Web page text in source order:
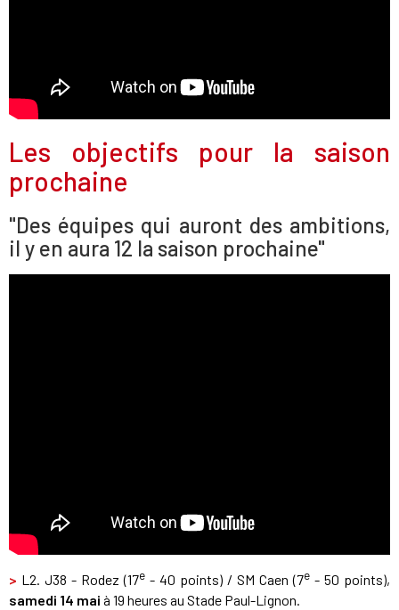
Les objectifs pour la saison
prochaine
"Des équipes qui auront des ambitions,
il y en aura 12 la saison prochaine"
> L2. J38 - Rodez (17e - 40 points) / SM Caen (7e - 50 points),
samedi 14 mai à 19 heures au Stade Paul-Lignon.